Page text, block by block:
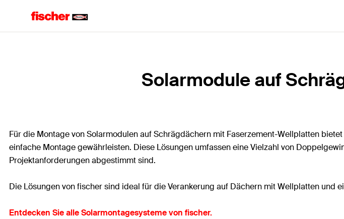
Solarmodule auf
Für die Montage von Solarmodulen auf Schrägdächern mit Faserzement-Wellplatten
einfache Montage gewährleisten. Diese Lösungen umfassen eine Vielzahl von
Projektanforderungen abgestimmt sind.
Die Lösungen von fischer sind ideal für die Verankerung auf Dächern mit Wellplatten und
Entdecken Sie alle Solarmontagesysteme von fischer.